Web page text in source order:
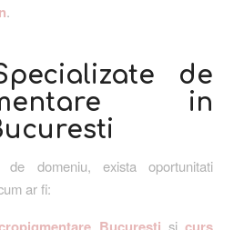
.
de
in
domeniu, exista oportunitati
ar fi:
si